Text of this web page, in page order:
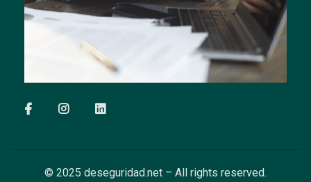
© 2025 deseguridad.net – All rights reserved.